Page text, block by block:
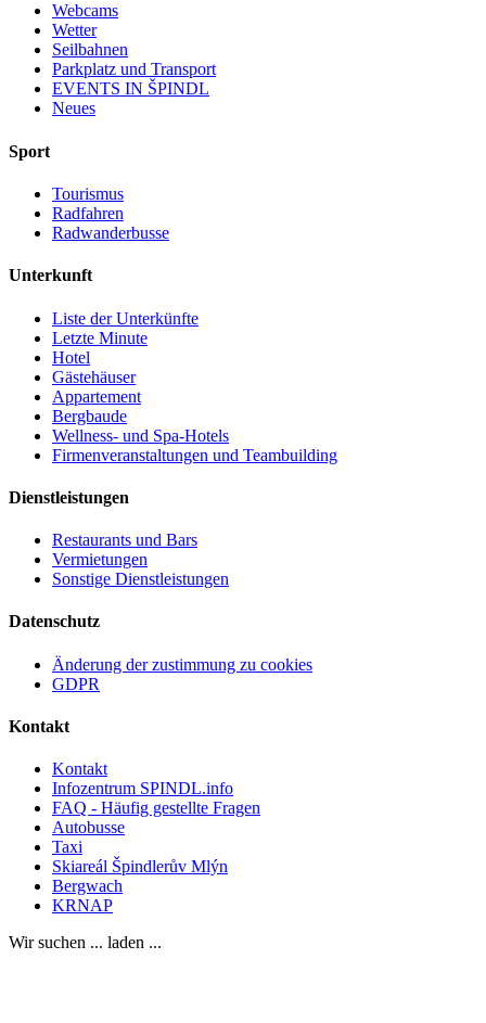
Webcams
Wetter
Seilbahnen
Parkplatz und Transport
EVENTS IN ŠPINDL
Neues
Sport
Tourismus
Radfahren
Radwanderbusse
Unterkunft
Liste der Unterkünfte
Letzte Minute
Hotel
Gästehäuser
Appartement
Bergbaude
Wellness- und Spa-Hotels
Firmenveranstaltungen und Teambuilding
Dienstleistungen
Restaurants und Bars
Vermietungen
Sonstige Dienstleistungen
Datenschutz
Änderung der zustimmung zu cookies
GDPR
Kontakt
Kontakt
Infozentrum SPINDL.info
FAQ - Häufig gestellte Fragen
Autobusse
Taxi
Skiareál Špindlerův Mlýn
Bergwach
KRNAP
Wir suchen ... laden ...